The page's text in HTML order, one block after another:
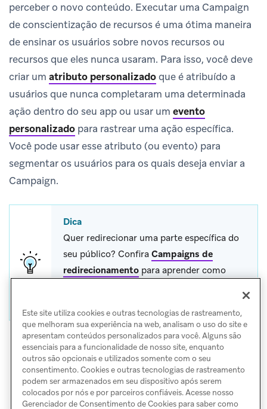
perceber o novo conteúdo. Executar uma Campaign
de conscientização de recursos é uma ótima maneira
de ensinar os usuários sobre novos recursos ou
recursos que eles nunca usaram. Para isso, você deve
criar um atributo personalizadoque é atribuído a
usuários que nunca completaram uma determinada
ação dentro do seu app ou usar um evento
personalizado para rastrear uma ação específica.
Você pode usar esse atributo (ou evento) para
segmentar os usuários para os quais deseja enviar a
Campaign.
Dica
Quer redirecionar uma parte específica do
seu público? Confira Campaigns de
redirecionamento para aprender como
Este site utiliza cookies e outras tecnologias de rastreamento,
que melhoram sua experiência na web, analisam o uso do site e
apresentam conteúdos personalizados para você. Alguns são
essenciais para a funcionalidade de nosso site, enquanto
outros são opcionais e utilizados somente com o seu
consentimento. Cookies e outras tecnologias de rastreamento
podem ser armazenados em seu dispositivo após serem
colocados por nós e por parceiros confiáveis. Acesse nosso
Gerenciador de Consentimento de Cookies para saber como